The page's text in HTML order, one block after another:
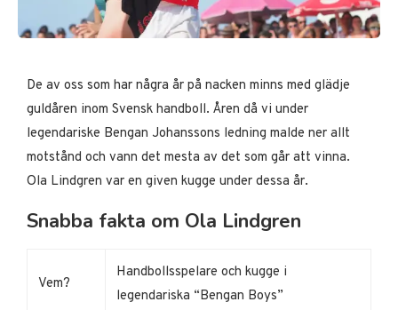
De av oss som har några år på nacken minns med glädje
guldåren inom Svensk handboll. Åren då vi under
legendariske Bengan Johanssons ledning malde ner allt
motstånd och vann det mesta av det som går att vinna.
Ola Lindgren var en given kugge under dessa år.
Snabba fakta om Ola Lindgren
Vem?
Handbollsspelare och kugge i
legendariska “Bengan Boys”